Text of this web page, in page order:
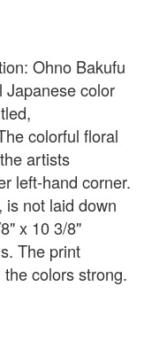
Ohno Bakufu
Japanese color
colorful floral
artists
left-hand corner.
is not laid down
x 10 3/8"
The print
colors strong.